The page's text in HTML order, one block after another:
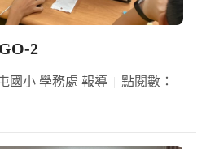
2
國小 學務處 報導
點閱數：